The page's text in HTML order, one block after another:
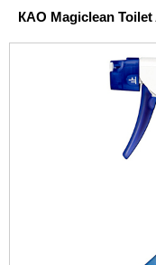
КAO Magiclean